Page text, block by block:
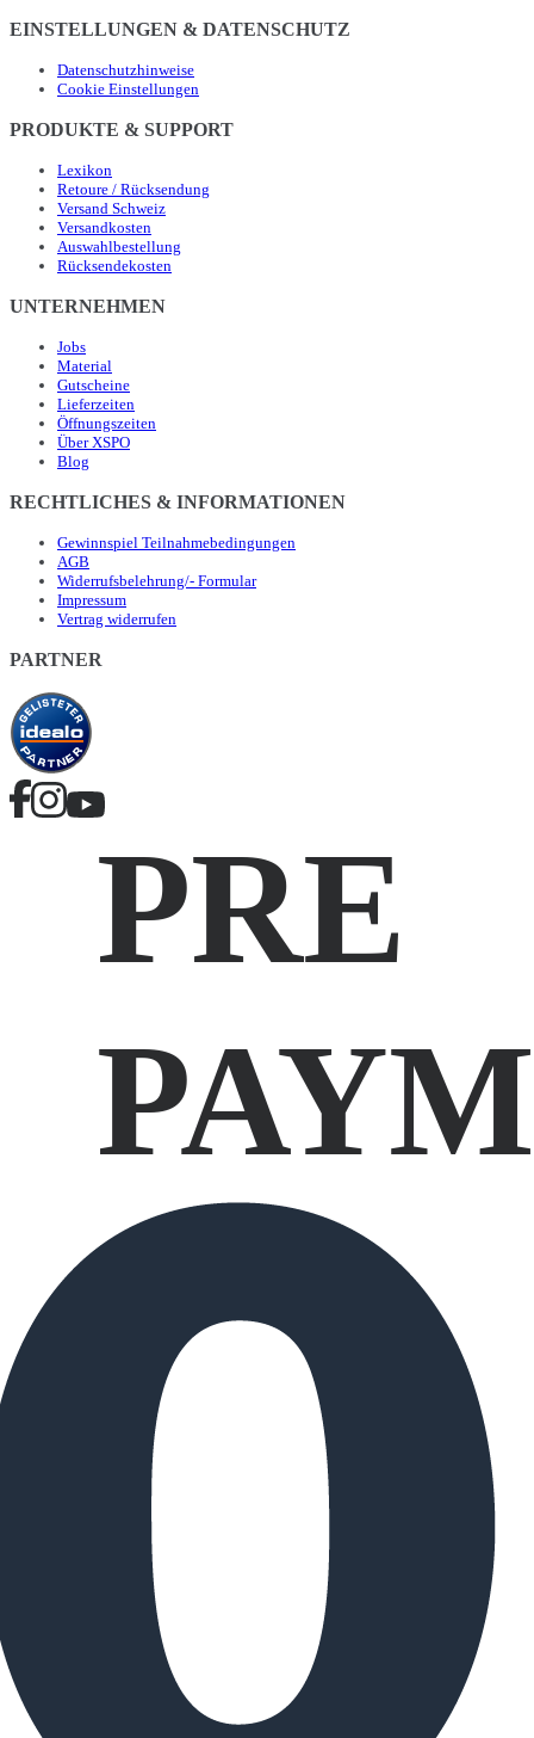
EINSTELLUNGEN & DATENSCHUTZ
Datenschutzhinweise
Cookie Einstellungen
PRODUKTE & SUPPORT
Lexikon
Retoure / Rücksendung
Versand Schweiz
Versandkosten
Auswahlbestellung
Rücksendekosten
UNTERNEHMEN
Jobs
Material
Gutscheine
Lieferzeiten
Öffnungszeiten
Über XSPO
Blog
RECHTLICHES & INFORMATIONEN
Gewinnspiel Teilnahmebedingungen
AGB
Widerrufsbelehrung/- Formular
Impressum
Vertrag widerrufen
PARTNER